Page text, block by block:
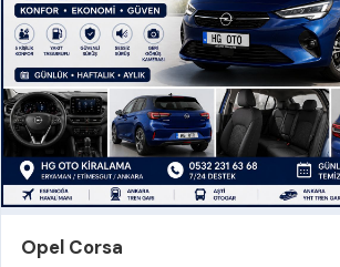
Opel Corsa